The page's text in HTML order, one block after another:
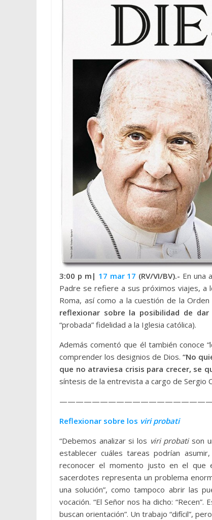
3:00 p m| 17 mar 17 (RV/VI/BV).- En una
Padre se refiere a sus próximos viajes, a
Roma, así como a la cuestión de la
reflexionar sobre la posibilidad de
“probada” fidelidad a la Iglesia católica).
Además comentó que él también conoce
comprender los designios de Dios. “No
que no atraviesa crisis para crecer, se
síntesis de la entrevista a cargo de Sergio
Reflexionar sobre los viri probati
“Debemos analizar si los viri probatison
establecer cuáles tareas podrían
reconocer el momento justo en el que
sacerdotes representa un problema
una solución”, como tampoco abrir las
vocación. “El Señor nos ha dicho:
buscan orientación”. Un trabajo “difícil”,